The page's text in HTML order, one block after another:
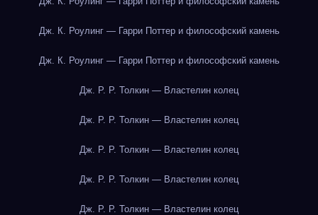
Дж. К. Роулинг — Гарри Поттер и философский камень
Дж. К. Роулинг — Гарри Поттер и философский камень
Дж. Р. Р. Толкин — Властелин колец
Дж. Р. Р. Толкин — Властелин колец
Дж. Р. Р. Толкин — Властелин колец
Дж. Р. Р. Толкин — Властелин колец
Дж. Р. Р. Толкин — Властелин колец